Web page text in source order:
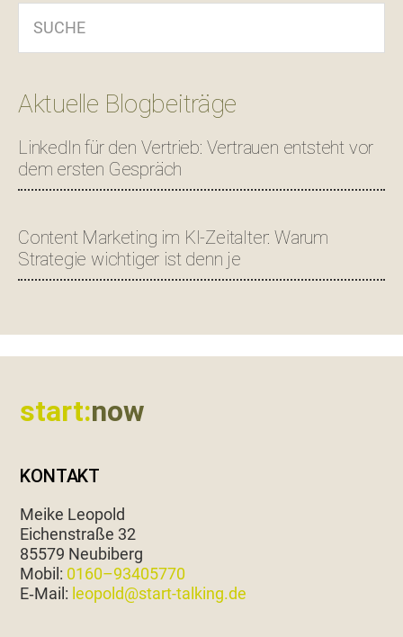
Aktuelle Blogbeiträge
LinkedIn für den Vertrieb: Vertrauen entsteht vor
dem ersten Gespräch
Content Marketing im KI-Zeitalter: Warum
Strategie wichtiger ist denn je
start:now
KONTAKT
Meike Leopold
Eichen­straße 32
85579 Neubiberg
Mobil: 0160–93405770
E‑Mail: leopold@start-talking.de